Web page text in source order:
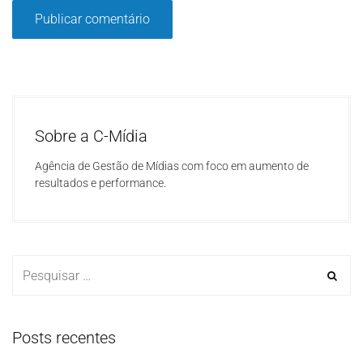
Sobre a C-Mídia
Agência de Gestão de Mídias com foco em aumento de
resultados e performance.
Posts recentes